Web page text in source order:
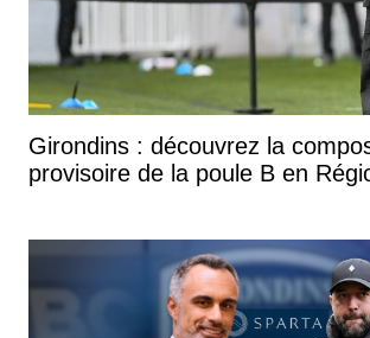
Girondins : découvrez la
provisoire de la poule B en